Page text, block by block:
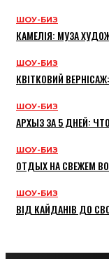
ШОУ-БИЗ
КАМЕЛІЯ: МУЗА
ШОУ-БИЗ
КВІТКОВИЙ
ШОУ-БИЗ
АРХЫЗ ЗА 5 ДНЕЙ:
ШОУ-БИЗ
ОТДЫХ НА СВЕЖЕМ
ШОУ-БИЗ
ВІД КАЙДАНІВ ДО